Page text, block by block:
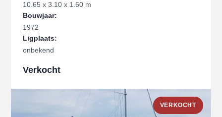
10.65 x 3.10 x 1.60 m
Bouwjaar:
1972
Ligplaats:
onbekend
Verkocht
VERKOCHT